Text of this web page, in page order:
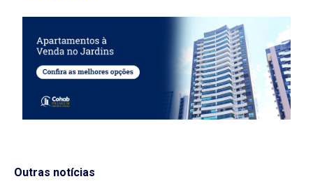
Outras notícias